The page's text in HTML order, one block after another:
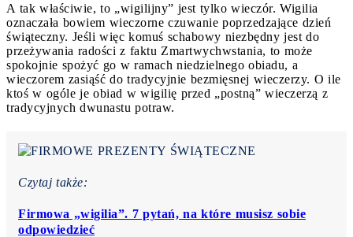
A tak właściwie, to „wigilijny” jest tylko wieczór. Wigilia
oznaczała bowiem wieczorne czuwanie poprzedzające dzień
świąteczny. Jeśli więc komuś schabowy niezbędny jest do
przeżywania radości z faktu Zmartwychwstania, to może
spokojnie spożyć go w ramach niedzielnego obiadu, a
wieczorem zasiąść do tradycyjnie bezmięsnej wieczerzy. O ile
ktoś w ogóle je obiad w wigilię przed „postną” wieczerzą z
tradycyjnych dwunastu potraw.
Czytaj także:
Firmowa „wigilia”. 7 pytań, na które musisz sobie
odpowiedzieć